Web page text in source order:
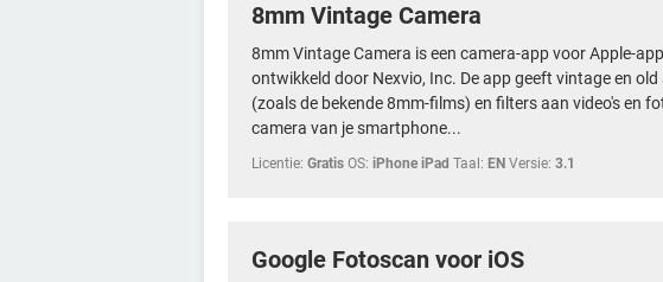
8mm Vintage Camera
8mm Vintage Camera is een camera-app voor Apple-
ontwikkeld door Nexvio, Inc. De app geeft vintage en old
(zoals de bekende 8mm-films) en filters aan video's en
camera van je smartphone...
Licentie: Gratis OS: iPhone iPad Taal: EN Versie: 3.1
Google Fotoscan voor iOS